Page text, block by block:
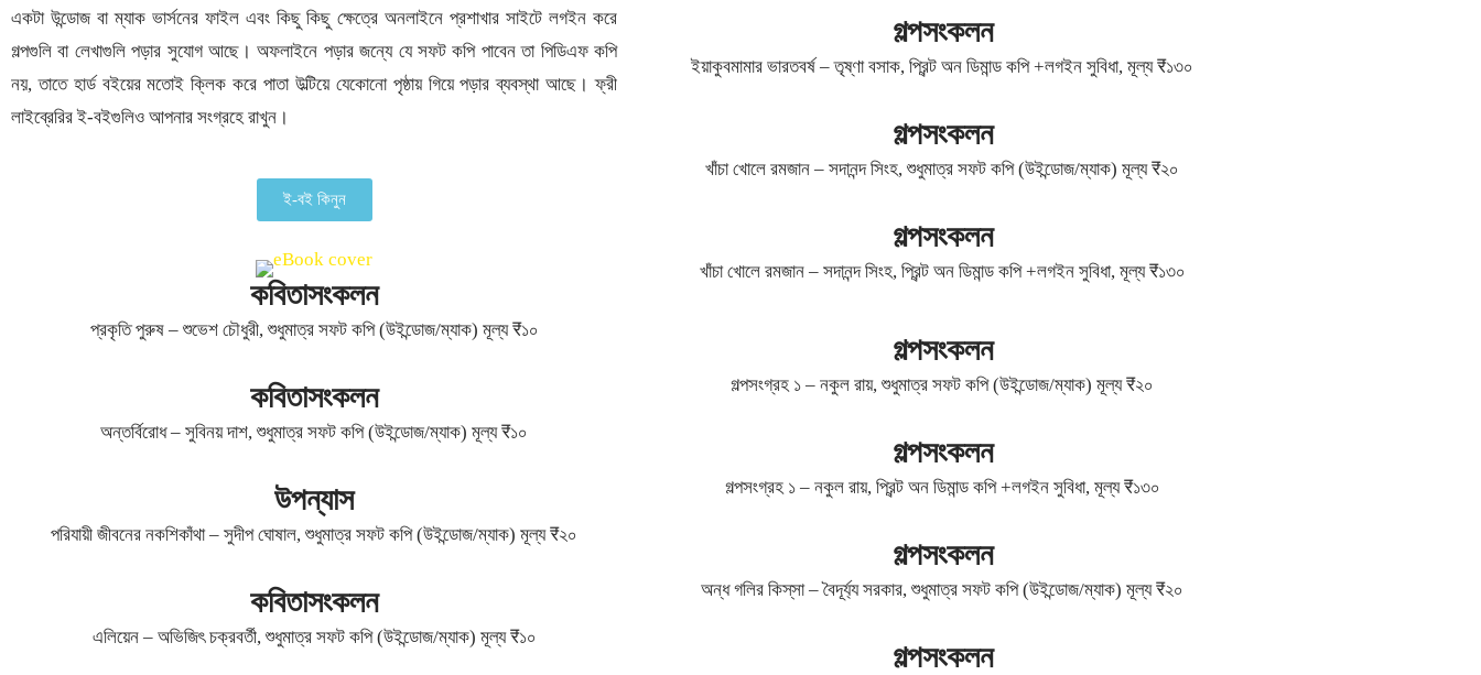
একটা উন্ডোজ বা ম্যাক ভার্সনের ফাইল এবং কিছু কিছু ক্ষেত্রে অনলাইনে প্রশাখার সাইটে লগইন করে
গল্পগুলি বা লেখাগুলি পড়ার সুযোগ আছে। অফলাইনে পড়ার জন্যে যে সফট কপি পাবেন তা পিডিএফ কপি
নয়, তাতে হার্ড বইয়ের মতোই ক্লিক করে পাতা উল্টিয়ে যেকোনো পৃষ্ঠায় গিয়ে পড়ার ব্যবস্থা আছে। ফ্রী
লাইব্রেরির ই-বইগুলিও আপনার সংগ্রহে রাখুন।
ই-বই কিনুন
কবিতাসংকলন
প্রকৃতি পুরুষ – শুভেশ চৌধুরী, শুধুমাত্র সফট কপি (উইন্ডোজ/ম্যাক) মূল্য ₹১০
কবিতাসংকলন
অন্তর্বিরোধ – সুবিনয় দাশ, শুধুমাত্র সফট কপি (উইন্ডোজ/ম্যাক) মূল্য ₹১০
উপন্যাস
পরিযায়ী জীবনের নকশিকাঁথা – সুদীপ ঘোষাল, শুধুমাত্র সফট কপি (উইন্ডোজ/ম্যাক) মূল্য ₹২০
কবিতাসংকলন
এলিয়েন – অভিজিৎ চক্রবর্তী, শুধুমাত্র সফট কপি (উইন্ডোজ/ম্যাক) মূল্য ₹১০
গল্পসংকলন
ইয়াকুবমামার ভারতবর্ষ – তৃষ্ণা বসাক, প্রিন্ট অন ডিমান্ড কপি +লগইন সুবিধা, মূল্য ₹১৩০
গল্পসংকলন
খাঁচা খোলে রমজান – সদানন্দ সিংহ, শুধুমাত্র সফট কপি (উইন্ডোজ/ম্যাক) মূল্য ₹২০
গল্পসংকলন
খাঁচা খোলে রমজান – সদানন্দ সিংহ, প্রিন্ট অন ডিমান্ড কপি +লগইন সুবিধা, মূল্য ₹১৩০
গল্পসংকলন
গল্পসংগ্রহ ১ – নকুল রায়, শুধুমাত্র সফট কপি (উইন্ডোজ/ম্যাক) মূল্য ₹২০
গল্পসংকলন
গল্পসংগ্রহ ১ – নকুল রায়, প্রিন্ট অন ডিমান্ড কপি +লগইন সুবিধা, মূল্য ₹১৩০
গল্পসংকলন
অন্ধ গলির কিস্‌সা – বৈদূর্য্য সরকার, শুধুমাত্র সফট কপি (উইন্ডোজ/ম্যাক) মূল্য ₹২০
গল্পসংকলন